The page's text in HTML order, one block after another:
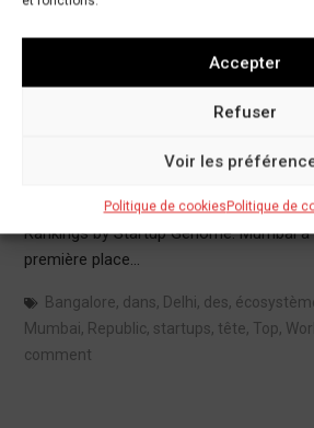
Accepter
Refuser
Voir les
Politique de cookiesPolitique de
de startups mondiales ;
dans le top 40 – Republic
de startups à travers le monde, selon le
Rankings by Startup Genome. Mumbai
première place…
Bangalore, dans, Delhi, des,
Mumbai, Republic, startups, tête, Top,
comment